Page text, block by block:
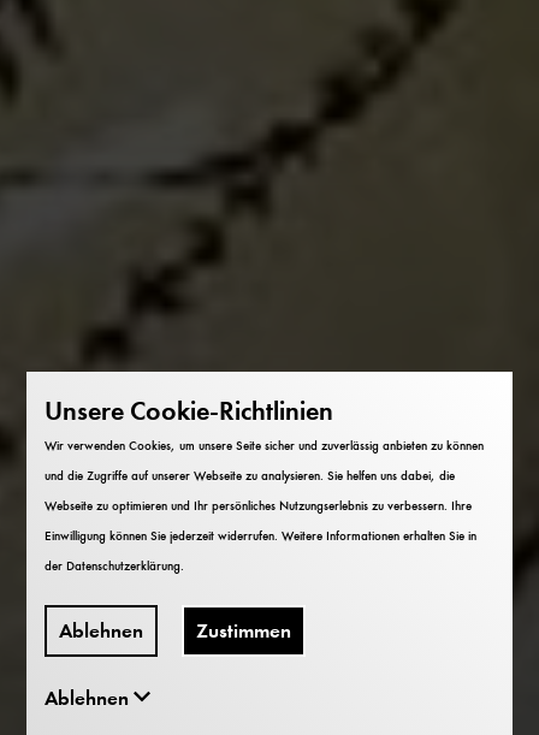
Unsere Cookie-Richtlinien
Wir verwenden Cookies, um unsere Seite sicher und zuverlässig anbieten zu können
und die Zugriffe auf unserer Webseite zu analysieren. Sie helfen uns dabei, die
Webseite zu optimieren und Ihr persönliches Nutzungserlebnis zu verbessern. Ihre
Einwilligung können Sie jederzeit widerrufen. Weitere Informationen erhalten Sie in
derDatenschutzerklärung.
Ablehnen Zustimmen
Ablehnen